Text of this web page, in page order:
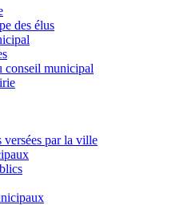
des élus
conseil municipal
versées par la ville